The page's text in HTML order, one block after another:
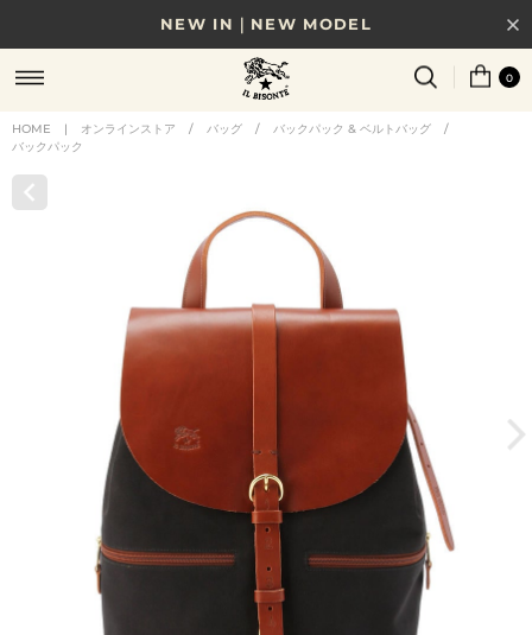
NEW IN｜NEW MODEL
8/17(月)10時まで｜税込11,000円以上で送料無料
贈る相手やシーンから選べる、新しいギフトガイド
0
HOME | オンラインストア / バッグ / バックパック & ベルトバッグ
/
バックパック